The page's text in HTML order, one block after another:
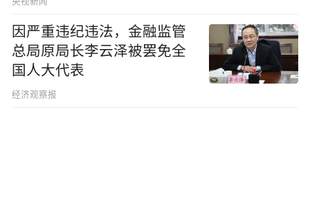
因严重违纪违法，金融监管
总局原局长李云泽被罢免全
国人大代表
经济观察报